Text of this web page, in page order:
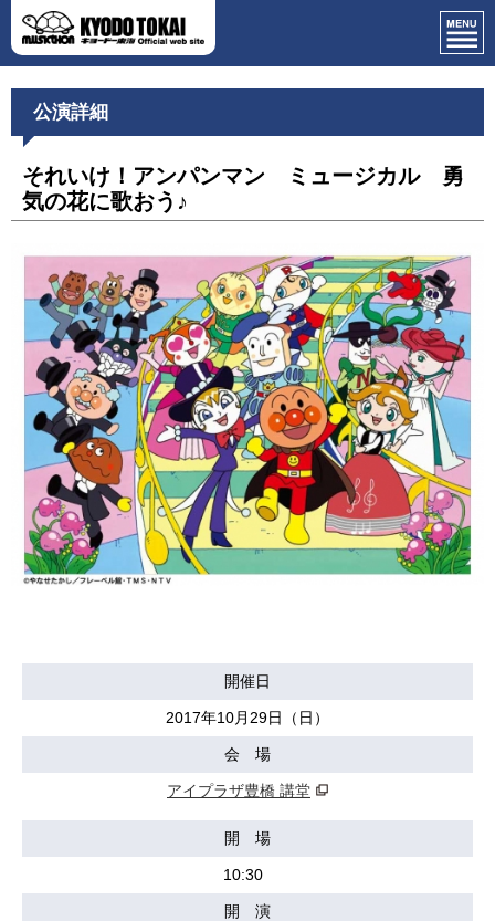
公演詳細
それいけ！アンパンマン ミュージカル 勇
気の花に歌おう♪
開催日
2017年10月29日（日）
会 場
アイプラザ豊橋 講堂
開 場
10:30
開 演